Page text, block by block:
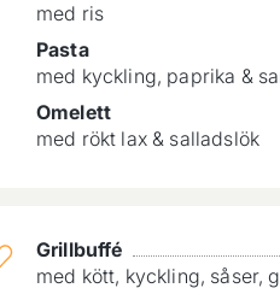
med ris
Pasta
med kyckling, paprika &
Omelett
med rökt lax & salladslök
Grillbuffé
med kött, kyckling, såser,